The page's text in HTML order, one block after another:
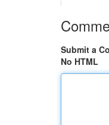
Submit a
No HTML